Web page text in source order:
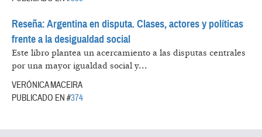
Reseña: Argentina en disputa. Clases, actores y políticas
frente a la desigualdad social
Este libro plantea un acercamiento a las disputas centrales
por una mayor igualdad social y...
VERÓNICA MACEIRA
PUBLICADO EN #374